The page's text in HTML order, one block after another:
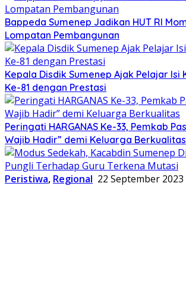
Bappeda Sumenep Jadikan HUT RI
Lompatan Pembangunan
Kepala Disdik Sumenep Ajak Pelajar Isi
Ke-81 dengan Prestasi
Peringati HARGANAS Ke-33, Pemkab
Wajib Hadir” demi Keluarga Berkualitas
Peristiwa, Regional 22 September 2023